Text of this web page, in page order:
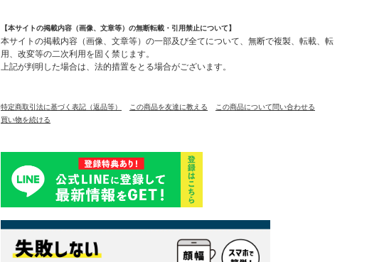
【本サイトの掲載内容（画像、文章等）の無断転載・引用禁止について】
本サイトの掲載内容（画像、文章等）の一部及び全てについて、無断で複製、転載、転
用、改変等の二次利用を固く禁じます。
上記が判明した場合は、法的措置をとる場合がございます。
特定商取引法に基づく表記（返品等） この商品を友達に教える
この商品について問い合わせる
買い物を続ける